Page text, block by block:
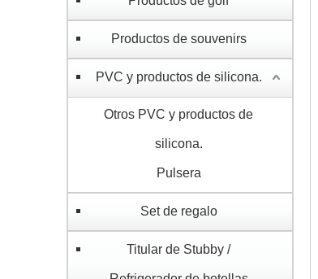
Productos de souvenirs
PVC y productos de silicona.
Otros PVC y productos de
silicona.
Pulsera
Set de regalo
Titular de Stubby /